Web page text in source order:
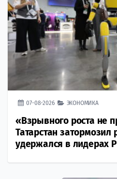
07-08-2026 ЭКОНОМИКА
«Взрывного роста не
Татарстан
удержался в лидерах